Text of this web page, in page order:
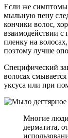
Если же симптомы
мыльную пену
кончики волос,
взаимодействии с
пленку на
поэтому лучше
Специфический
волосах
уксуса или при
Многие
дерматита,